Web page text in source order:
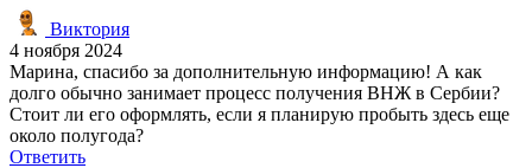
Виктория
4 ноября 2024
Марина, спасибо за дополнительную информацию! А как
долго обычно занимает процесс получения ВНЖ в Сербии?
Стоит ли его оформлять, если я планирую пробыть здесь еще
около полугода?
Ответить